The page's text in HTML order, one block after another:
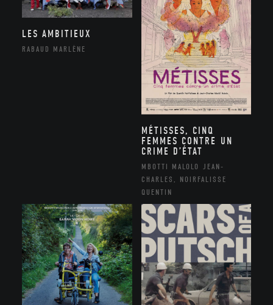
LES AMBITIEUX
RABAUD MARLÈNE
MÉTISSES, CINQ
FEMMES CONTRE UN
CRIME D’ÉTAT
MBOTTI MALOLO JEAN-
CHARLES, NOIRFALISSE
QUENTIN